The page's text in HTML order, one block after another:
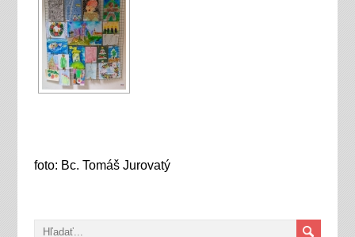
foto: Bc. Tomáš Jurovatý